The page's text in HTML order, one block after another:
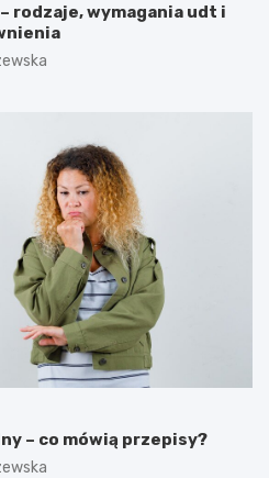
rodzaje, wymagania udt i
– co mówią przepisy?